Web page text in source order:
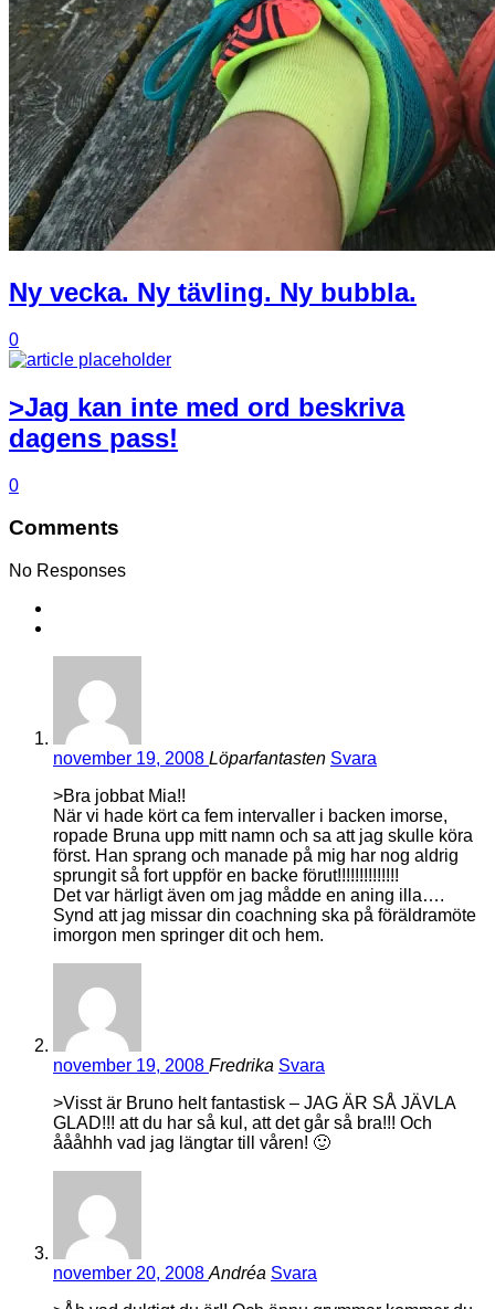
Ny vecka. Ny tävling. Ny bubbla.
0
>Jag kan inte med ord beskriva
dagens pass!
0
Comments
No Responses
november 19, 2008 Löparfantasten Svara
>Bra jobbat Mia!!
När vi hade kört ca fem intervaller i backen imorse,
ropade Bruna upp mitt namn och sa att jag skulle köra
först. Han sprang och manade på mig har nog aldrig
sprungit så fort uppför en backe förut!!!!!!!!!!!!!!
Det var härligt även om jag mådde en aning illa….
Synd att jag missar din coachning ska på föräldramöte
imorgon men springer dit och hem.
november 19, 2008 Fredrika Svara
>Visst är Bruno helt fantastisk – JAG ÄR SÅ JÄVLA
GLAD!!! att du har så kul, att det går så bra!!! Och
åååhhh vad jag längtar till våren! 🙂
november 20, 2008 Andréa Svara